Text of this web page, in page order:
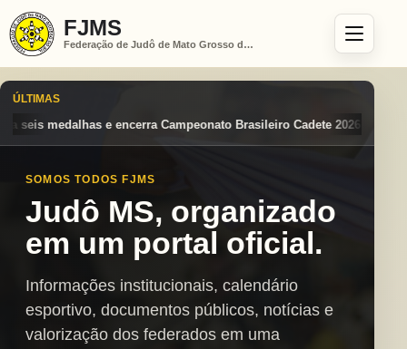
FJMS
Federação de Judô de Mato Grosso do Sul
ÚLTIMAS
Brasileiro Cadete 2026 entre os destaques nacionais
SOMOS TODOS FJMS
Judô MS, organizado
em um portal oficial.
Informações institucionais, calendário
esportivo, documentos públicos, notícias e
valorização dos federados em uma